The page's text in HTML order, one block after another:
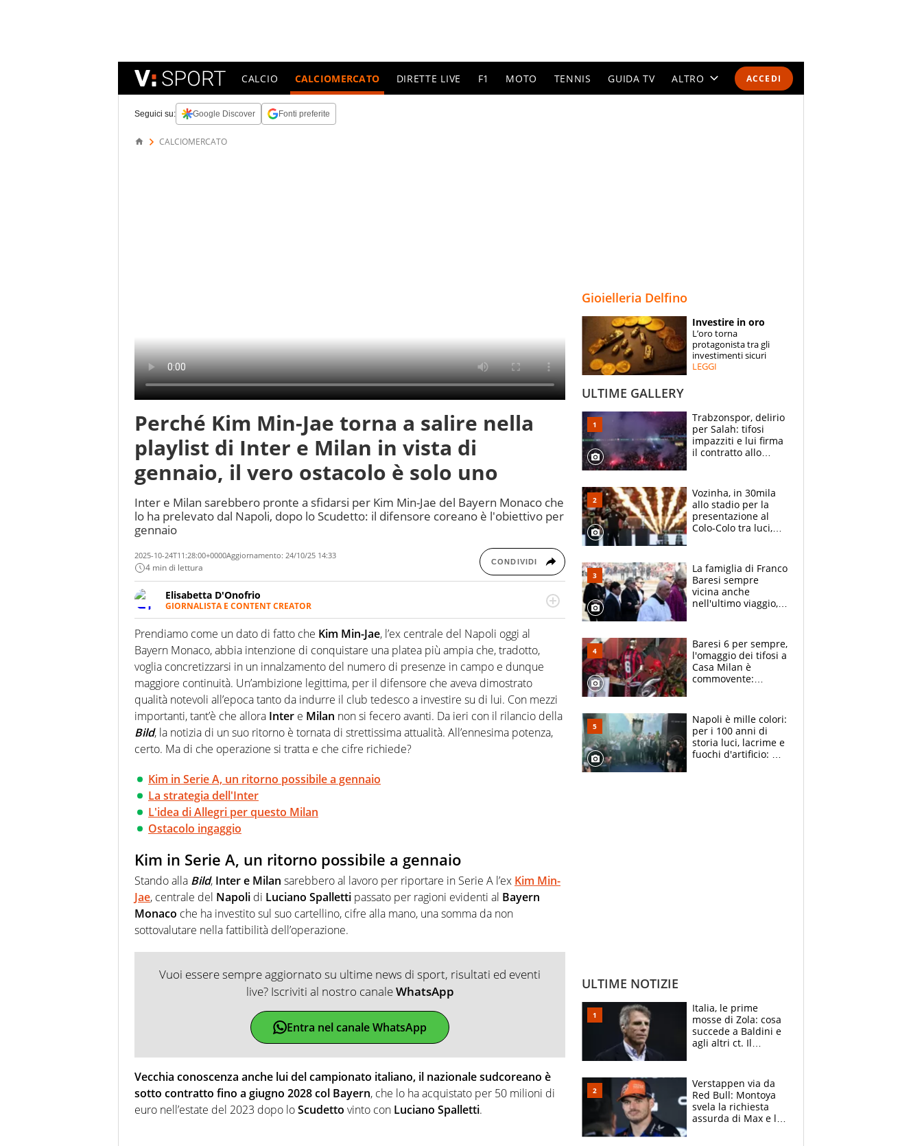
ACCEDI
CALCIO CALCIOMERCATO DIRETTE LIVE F1 MOTO TENNIS GUIDA TV ALTRO
SPECIALI
ESPERTI
Seguici su: Google Discover Fonti preferite
CALCIOMERCATO
Perché Kim Min-Jae torna a salire nella
playlist di Inter e Milan in vista di
gennaio, il vero ostacolo è solo uno
Inter e Milan sarebbero pronte a sfidarsi per Kim Min-Jae del Bayern Monaco che
lo ha prelevato dal Napoli, dopo lo Scudetto: il difensore coreano è l'obiettivo per
gennaio
2025-10-24T11:28:00+0000Aggiornamento: 24/10/25 14:33
4 min di lettura CONDIVIDI
Elisabetta D'Onofrio
GIORNALISTA E CONTENT CREATOR
Giornalista professionista dal 2007, scrive per curiosità personale e necessità:
soprattutto di calcio, di sport e dei suoi protagonisti, concedendosi innocenti evasioni
nell'ambito della creazione di format. Un tempo ala destra, oggi si sente a suo agio nel
ruolo di libero. Cura una classifica riservata dei migliori 5 calciatori di sempre.
Prendiamo come un dato di fatto che Kim Min-Jae, l’ex centrale del Napoli oggi al
Bayern Monaco, abbia intenzione di conquistare una platea più ampia che, tradotto,
voglia concretizzarsi in un innalzamento del numero di presenze in campo e dunque
maggiore continuità. Un’ambizione legittima, per il difensore che aveva dimostrato
qualità notevoli all’epoca tanto da indurre il club tedesco a investire su di lui. Con mezzi
importanti, tant’è che allora Inter e Milan non si fecero avanti. Da ieri con il rilancio della
Bild, la notizia di un suo ritorno è tornata di strettissima attualità. All’ennesima potenza,
certo. Ma di che operazione si tratta e che cifre richiede?
Kim in Serie A, un ritorno possibile a gennaio
La strategia dell'Inter
L'idea di Allegri per questo Milan
Ostacolo ingaggio
Kim in Serie A, un ritorno possibile a gennaio
Stando alla Bild, Inter e Milan sarebbero al lavoro per riportare in Serie A l’ex Kim Min-
Jae, centrale del Napoli di Luciano Spalletti passato per ragioni evidenti al Bayern
Monaco che ha investito sul suo cartellino, cifre alla mano, una somma da non
sottovalutare nella fattibilità dell’operazione.
Vuoi essere sempre aggiornato su ultime news di sport, risultati ed eventi
live? Iscriviti al nostro canaleWhatsApp
Entra nel canale WhatsApp
Vecchia conoscenza anche lui del campionato italiano, il nazionale sudcoreano è
sotto contratto fino a giugno 2028 col Bayern, che lo ha acquistato per 50 milioni di
euro nell’estate del 2023 dopo loScudetto vinto con Luciano Spalletti.
Gioielleria Delfino
Investire in oro
L’oro torna
protagonista tra gli
investimenti sicuri
LEGGI
ULTIME GALLERY
Trabzonspor, delirio
per Salah: tifosi
impazziti e lui firma
il contratto allo
Vozinha, in 30mila
allo stadio per la
presentazione al
Colo-Colo tra luci,
La famiglia di Franco
Baresi sempre
vicina anche
nell'ultimo viaggio,
circondati
dall'affetto dei tifosi
Baresi 6 per sempre,
l'omaggio dei tifosi a
Casa Milan è
commovente:
bigliettini
Napoli è mille colori:
per i 100 anni di
storia luci, lacrime e
fuochi d'artificio: De
ULTIME NOTIZIE
Italia, le prime
mosse di Zola: cosa
succede a Baldini e
agli altri ct. Il
azzurri
Verstappen via da
Red Bull: Montoya
svela la richiesta
assurda di Max e lo